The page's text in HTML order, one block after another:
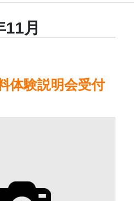
月
体験説明会受付